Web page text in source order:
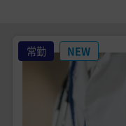
常勤 NEW